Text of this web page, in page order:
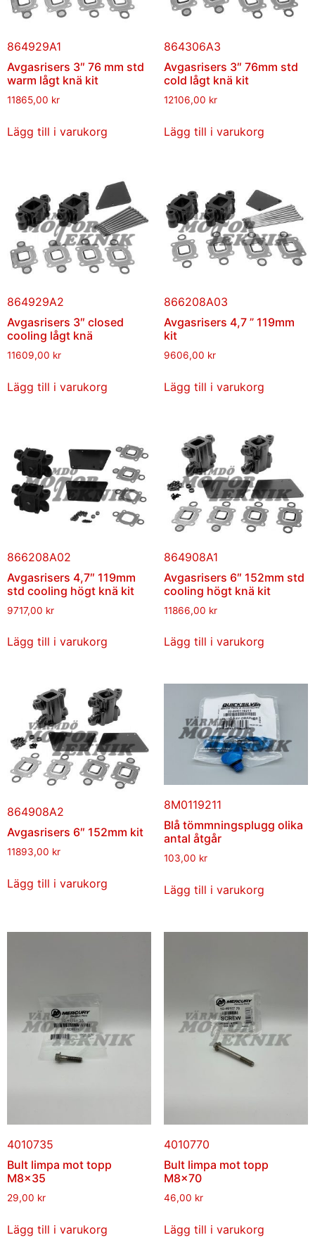
864929A1
Avgasrisers 3″ 76 mm std
warm lågt knä kit
11865,00 kr
Lägg till i varukorg
864306A3
Avgasrisers 3″ 76mm std
cold lågt knä kit
12106,00 kr
Lägg till i varukorg
864929A2
Avgasrisers 3″ closed
cooling lågt knä
11609,00 kr
Lägg till i varukorg
866208A03
Avgasrisers 4,7 ” 119mm
kit
9606,00 kr
Lägg till i varukorg
866208A02
Avgasrisers 4,7″ 119mm
std cooling högt knä kit
9717,00 kr
Lägg till i varukorg
864908A1
Avgasrisers 6″ 152mm std
cooling högt knä kit
11866,00 kr
Lägg till i varukorg
864908A2
Avgasrisers 6″ 152mm kit
11893,00 kr
Lägg till i varukorg
8M0119211
Blå tömmningsplugg olika
antal åtgår
103,00 kr
Lägg till i varukorg
4010735
Bult limpa mot topp
M8x35
29,00 kr
Lägg till i varukorg
4010770
Bult limpa mot topp
M8x70
46,00 kr
Lägg till i varukorg